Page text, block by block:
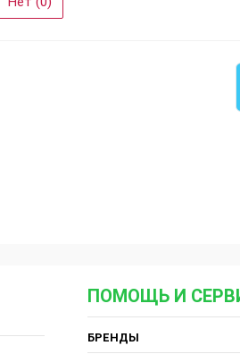
ПОМОЩЬ И
БРЕНДЫ